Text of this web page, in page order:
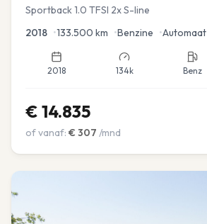
Sportback 1.0 TFSI 2x S-line
2018 •133.500 km •Benzine •Automaat
2018 134k Benz
€ 14.835
of vanaf: € 307 /mnd